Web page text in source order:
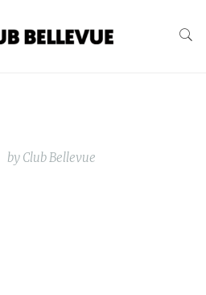
by Club Bellevue